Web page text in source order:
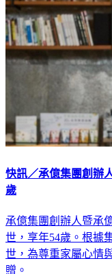
快訊／承億集團創辦
歲
承億集團創辦人暨承
世，享年54歲。根據
世，為尊重家屬⼼情
贈。